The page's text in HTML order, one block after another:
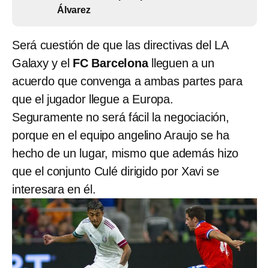
Álvarez
Será cuestión de que las directivas del LA
Galaxy y el FC Barcelonalleguen a un
acuerdo que convenga a ambas partes para
que el jugador llegue a Europa.
Seguramente no será fácil la negociación,
porque en el equipo angelino Araujo se ha
hecho de un lugar, mismo que además hizo
que el conjunto Culé dirigido por Xavi se
interesara en él.